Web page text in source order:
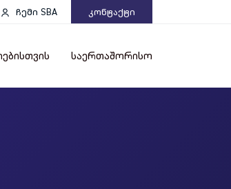
ჩემი SBA Კონტაქტი
საერთაშორისო